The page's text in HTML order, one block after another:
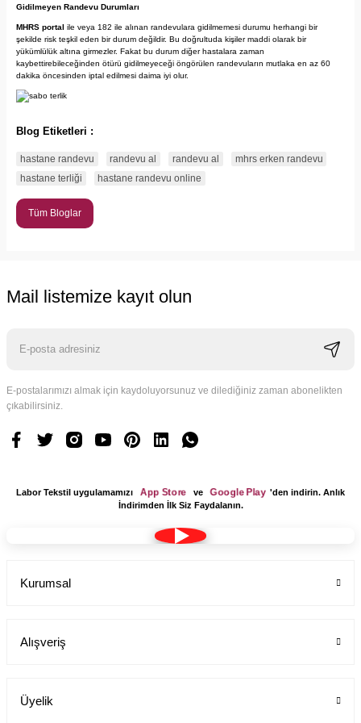
Gidilmeyen Randevu Durumları
MHRS portal ile veya 182 ile alınan randevulara gidilmemesi durumu herhangi bir
şekilde risk teşkil eden bir durum değildir. Bu doğrultuda kişiler maddi olarak bir
yükümlülük altına girmezler. Fakat bu durum diğer hastalara zaman
kaybettirebileceğinden ötürü gidilmeyeceği öngörülen randevuların mutlaka en az 60
dakika öncesinden iptal edilmesi daima iyi olur.
Blog Etiketleri :
hastane randevu randevu al randevu al
mhrs erken randevu
hastane terliği
hastane randevu online
Tüm Bloglar
Mail listemize kayıt olun
E-postalarımızı almak için kaydoluyorsunuz ve dilediğiniz zaman abonelikten
çıkabilirsiniz.
Labor Tekstil uygulamamızı App Store ve Google Play 'den indirin. Anlık
İndirimden İlk Siz Faydalanın.
Kurumsal
Alışveriş
Üyelik